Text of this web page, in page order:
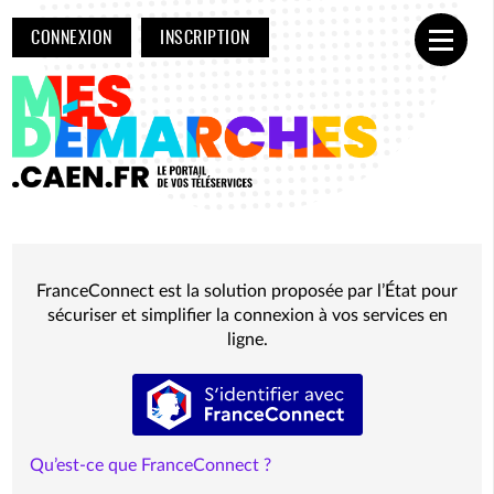
CONNEXION INSCRIPTION
Ouvrir
FranceConnect est la solution proposée par l’État pour
sécuriser et simplifier la connexion à vos services en
ligne.
S’identifier avec FranceConnect
Qu’est-ce que FranceConnect ?